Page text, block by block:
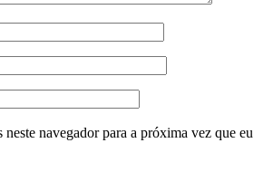
neste navegador para a próxima vez que eu